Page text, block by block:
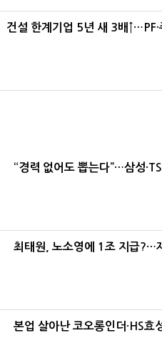
건설 한계기업 5년 새 3배
“경력 없어도 뽑는다”…삼성
최태원, 노소영에 1조 지급?…
본업 살아난 코오롱인더·HS효